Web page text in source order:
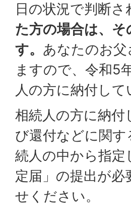
日の状況で判断さ
た方の場合は、
す。 あなたのお
ますので、令和5
人の方に納付し
相続人の方に納付
び還付などに関
続人の中から指
定届」の提出が
せください。